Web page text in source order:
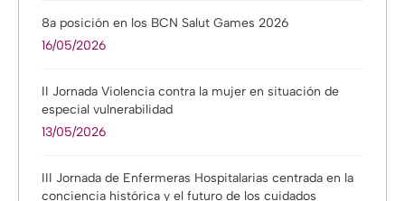
8a posición en los BCN Salut Games 2026
16/05/2026
II Jornada Violencia contra la mujer en situación de
especial vulnerabilidad
13/05/2026
III Jornada de Enfermeras Hospitalarias centrada en la
conciencia histórica y el futuro de los cuidados